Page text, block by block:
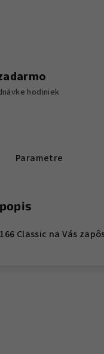
hodiniek
Parametre
Classic na Vás